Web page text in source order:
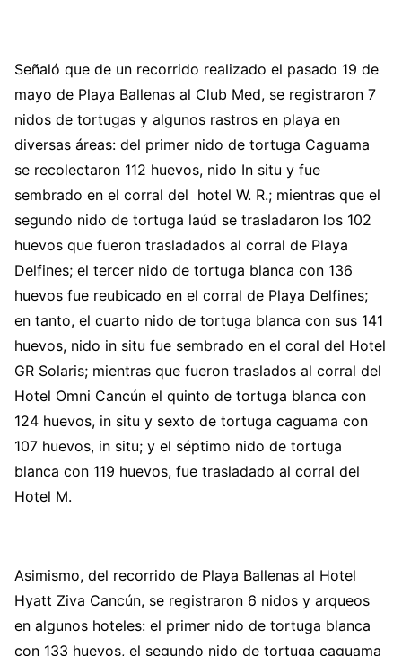
Señaló que de un recorrido realizado el pasado 19 de
mayo de Playa Ballenas al Club Med, se registraron 7
nidos de tortugas y algunos rastros en playa en
diversas áreas: del primer nido de tortuga Caguama
se recolectaron 112 huevos, nido In situ y fue
sembrado en el corral del hotel W. R.; mientras que el
segundo nido de tortuga laúd se trasladaron los 102
huevos que fueron trasladados al corral de Playa
Delfines; el tercer nido de tortuga blanca con 136
huevos fue reubicado en el corral de Playa Delfines;
en tanto, el cuarto nido de tortuga blanca con sus 141
huevos, nido in situ fue sembrado en el coral del Hotel
GR Solaris; mientras que fueron traslados al corral del
Hotel Omni Cancún el quinto de tortuga blanca con
124 huevos, in situ y sexto de tortuga caguama con
107 huevos, in situ; y el séptimo nido de tortuga
blanca con 119 huevos, fue trasladado al corral del
Hotel M.
Asimismo, del recorrido de Playa Ballenas al Hotel
Hyatt Ziva Cancún, se registraron 6 nidos y arqueos
en algunos hoteles: el primer nido de tortuga blanca
con 133 huevos, el segundo nido de tortuga caguama